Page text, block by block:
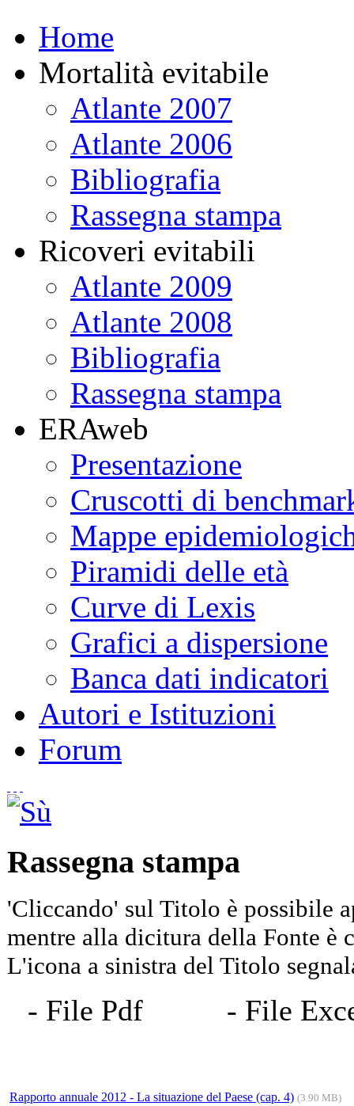
Home
Mortalità evitabile
Atlante 2007
Atlante 2006
Bibliografia
Rassegna stampa
Ricoveri evitabili
Atlante 2009
Atlante 2008
Bibliografia
Rassegna stampa
ERAweb
Presentazione
Cruscotti di
Mappe
Piramidi delle età
Curve di Lexis
Grafici a dispersione
Banca dati indicatori
Autori e Istituzioni
Forum
Rassegna stampa
'Cliccando' sul Titolo è possibile
mentre alla dicitura della Fonte
L'icona a sinistra del Titolo
- File Pdf - File
Rapporto annuale 2012 - La situazione del Paese (cap. 4) (3.90 MB)